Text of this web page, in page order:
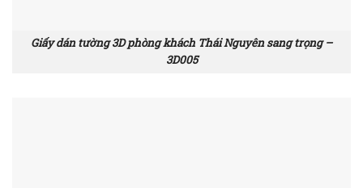
Giấy dán tường 3D phòng khách Thái Nguyên sang trọng –
3D005